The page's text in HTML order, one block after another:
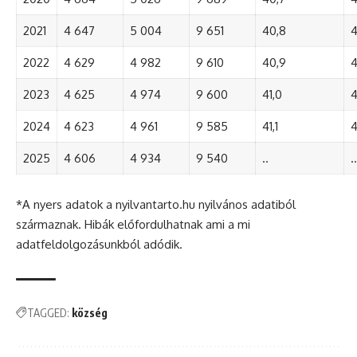
2021 4 647 5 004 9 651 40,8
2022 4 629 4 982 9 610 40,9
2023 4 625 4 974 9 600 41,0
2024 4 623 4 961 9 585 41,1
2025 4 606 4 934 9 540 .. ..
*A nyers adatok a nyilvantarto.hu nyilvános adatiból
származnak. Hibák előfordulhatnak ami a mi
adatfeldolgozásunkból adódik.
TAGGED: község